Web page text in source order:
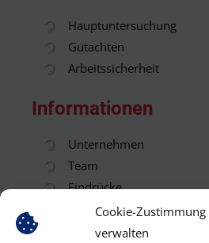
Cookie-Zustimmung
verwalten
Hauptuntersuchung
Gutachten
Arbeitssicherheit
Informationen
Unternehmen
Team
Eindrücke
Tipps & Tricks
Links